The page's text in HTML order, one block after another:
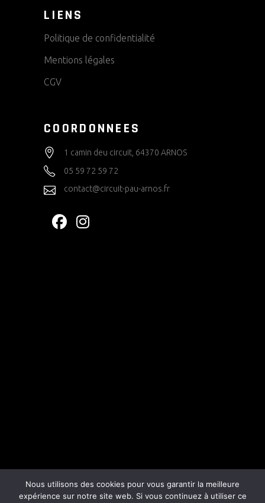
LIENS
Politique de confidentialité
Mentions légales
CGV
COORDONNEES
1 camin deu circuit, 64370 ARNOS
05 59 72 59 72
contact@circuit-pau-arnos.fr
Nous utilisons des cookies pour vous garantir la meilleure
expérience sur notre site web. Si vous continuez à utiliser ce